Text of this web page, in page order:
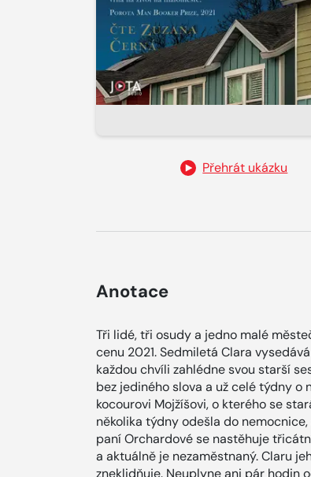
Přehrát ukázku
Anotace
Tři lidé, tři osudy a jedno malé
cenu 2021. Sedmiletá Clara
každou chvíli zahlédne svou starší
bez jediného slova a už celé týdny o
kocourovi Mojžíšovi, o kterého se
několika týdny odešla do
paní Orchardové se nastěhuje
a aktuálně je nezaměstnaný. Claru
zneklidňuje. Neuplyne ani pár hodin